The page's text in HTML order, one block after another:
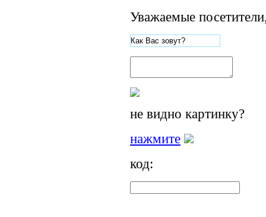
Уважаемые
не видно картинку?
нажмите
код: